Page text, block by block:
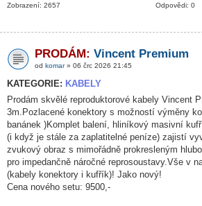
Odpovědi: 0
Zobrazení: 2657
PRODÁM: Vincent Premium
od komar» 06 črc 2026 21:45
KATEGORIE: KABELY
Prodám skvělé reproduktorové kabely Vincent
3m.Pozlacené konektory s možností výměny
banánek )Komplet balení, hliníkový masivní
(i když je stále za zaplatitelné peníze) zajistí
zvukový obraz s mimořádně prokresleným
pro impedančně náročné reprosoustavy.Vše v
(kabely konektory i kufřík)! Jako nový!
Cena nového setu: 9500,-